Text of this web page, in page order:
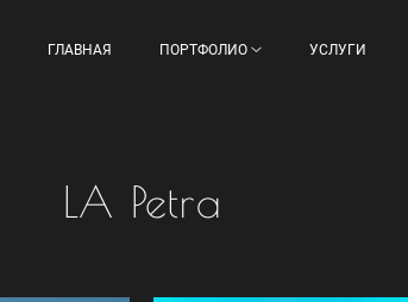
ГЛАВНАЯ ПОРТФОЛИО УСЛУГИ
LA Petra